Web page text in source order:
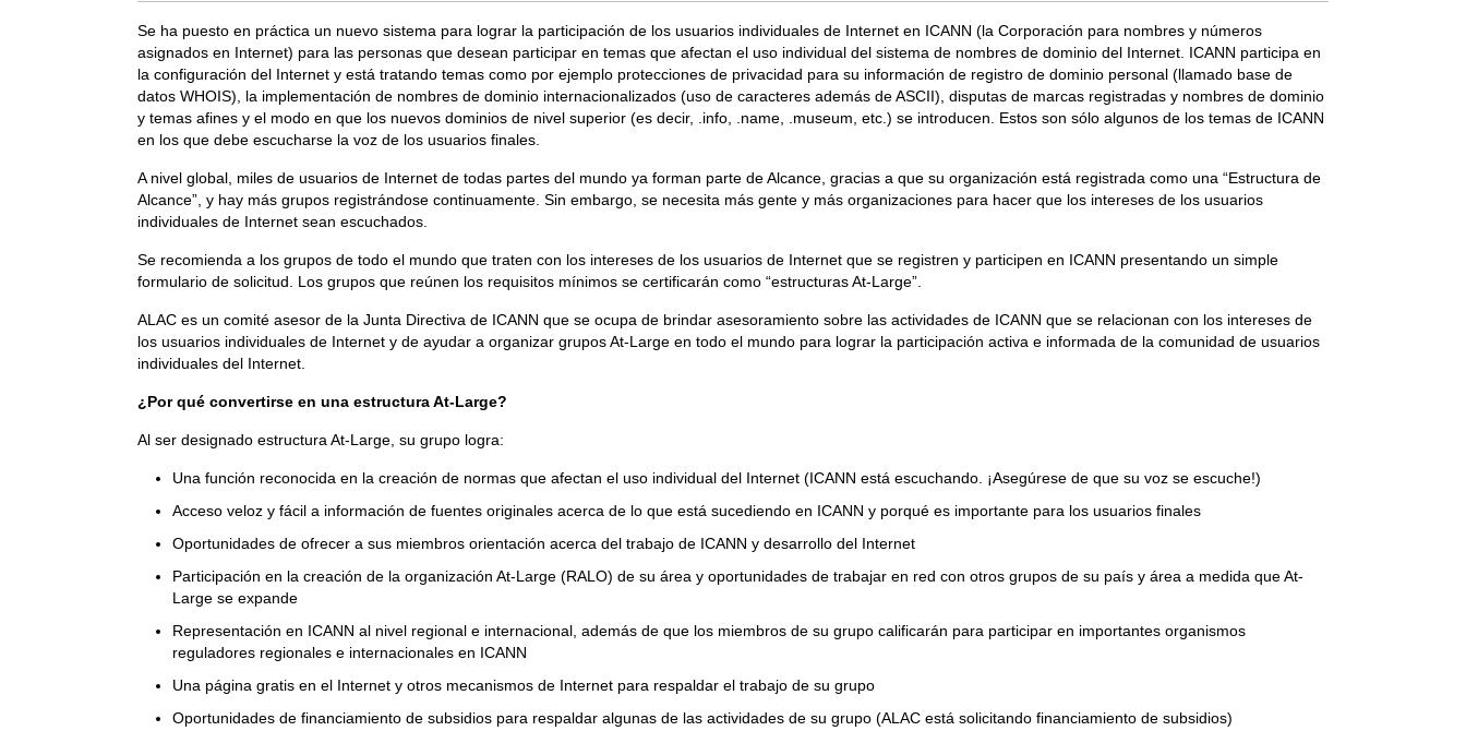
Se ha puesto en práctica un nuevo sistema para lograr la participación de los usuarios individuales de Internet en ICANN (la Corporación para nombres y números
asignados en Internet) para las personas que desean participar en temas que afectan el uso individual del sistema de nombres de dominio del Internet. ICANN participa en
la configuración del Internet y está tratando temas como por ejemplo protecciones de privacidad para su información de registro de dominio personal (llamado base de
datos WHOIS), la implementación de nombres de dominio internacionalizados (uso de caracteres además de ASCII), disputas de marcas registradas y nombres de dominio
y temas afines y el modo en que los nuevos dominios de nivel superior (es decir, .info, .name, .museum, etc.) se introducen. Estos son sólo algunos de los temas de ICANN
en los que debe escucharse la voz de los usuarios finales.
A nivel global, miles de usuarios de Internet de todas partes del mundo ya forman parte de Alcance, gracias a que su organización está registrada como una “Estructura de
Alcance”, y hay más grupos registrándose continuamente. Sin embargo, se necesita más gente y más organizaciones para hacer que los intereses de los usuarios
individuales de Internet sean escuchados.
Se recomienda a los grupos de todo el mundo que traten con los intereses de los usuarios de Internet que se registren y participen en ICANN presentando un simple
formulario de solicitud. Los grupos que reúnen los requisitos mínimos se certificarán como “estructuras At-Large”.
ALAC es un comité asesor de la Junta Directiva de ICANN que se ocupa de brindar asesoramiento sobre las actividades de ICANN que se relacionan con los intereses de
los usuarios individuales de Internet y de ayudar a organizar grupos At-Large en todo el mundo para lograr la participación activa e informada de la comunidad de usuarios
individuales del Internet.
¿Por qué convertirse en una estructura At-Large?
Al ser designado estructura At-Large, su grupo logra:
Una función reconocida en la creación de normas que afectan el uso individual del Internet (ICANN está escuchando. ¡Asegúrese de que su voz se escuche!)
Acceso veloz y fácil a información de fuentes originales acerca de lo que está sucediendo en ICANN y porqué es importante para los usuarios finales
Oportunidades de ofrecer a sus miembros orientación acerca del trabajo de ICANN y desarrollo del Internet
Participación en la creación de la organización At-Large (RALO) de su área y oportunidades de trabajar en red con otros grupos de su país y área a medida que At-
Large se expande
Representación en ICANN al nivel regional e internacional, además de que los miembros de su grupo calificarán para participar en importantes organismos
reguladores regionales e internacionales en ICANN
Una página gratis en el Internet y otros mecanismos de Internet para respaldar el trabajo de su grupo
Oportunidades de financiamiento de subsidios para respaldar algunas de las actividades de su grupo (ALAC está solicitando financiamiento de subsidios)